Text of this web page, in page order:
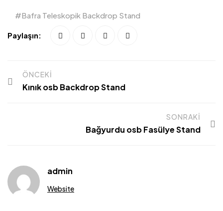
Bafra Teleskopik Backdrop Stand
Paylaşın:
ÖNCEKI
Kınık osb Backdrop Stand
SONRAKI
Bağyurdu osb Fasülye Stand
admin
Website